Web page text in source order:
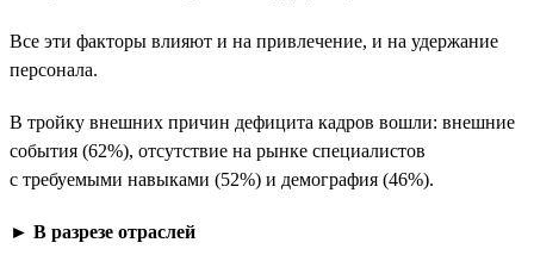
Все эти факторы влияют и на привлечение, и на удержание
персонала.
В тройку внешних причин дефицита кадров вошли: внешние
события (62%), отсутствие на рынке специалистов
с требуемыми навыками (52%) и демография (46%).
► В разрезе отраслей